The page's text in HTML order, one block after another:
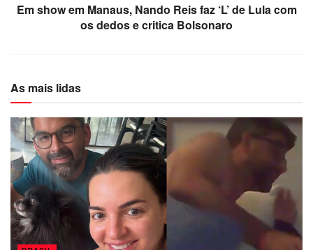
Em show em Manaus, Nando Reis faz ‘L’ de Lula com
os dedos e critica Bolsonaro
As mais lidas